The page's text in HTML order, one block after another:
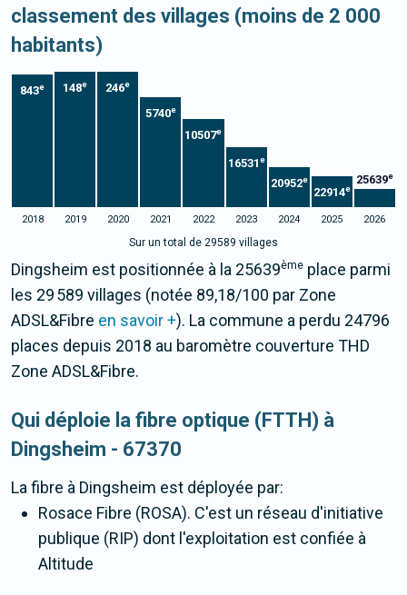
classement des villages (moins de 2 000
habitants)
843e 148e 246e
5740e
10507e
16531 e
20952e
22914e
25639e
2018 2019 2020 2021 2022 2023 2024 2025 2026
Sur un total de 29589 villages
Dingsheim est positionnée à la 25639ème place parmi
les 29 589 villages (notée 89,18/100 par Zone
ADSL&Fibre en savoir +). La commune a perdu 24796
places depuis 2018 au baromètre couverture THD
Zone ADSL&Fibre.
Qui déploie la fibre optique (FTTH) à
Dingsheim - 67370
La fibre à Dingsheim est déployée par:
Rosace Fibre (ROSA). C'est un réseau d'initiative
publique (RIP) dont l'exploitation est confiée à
Altitude